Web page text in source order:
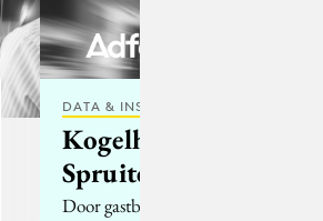
DATA & INSIGHTS
Kogelharde
Spruiten
Door gastblogger Wim